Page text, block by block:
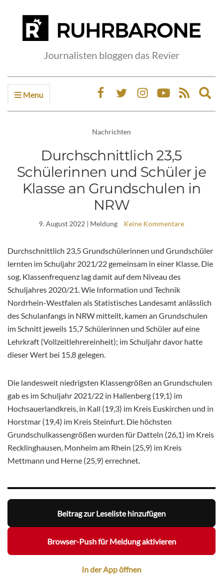
Journalisten bloggen das Revier
Menu
Nachrichten
Durchschnittlich 23,5
Schülerinnen und Schüler je
Klasse an Grundschulen in
NRW
9. August 2022 | Meldung Keine Kommentare
Durchschnittlich 23,5 Grundschülerinnen und Grundschüler
lernten im Schuljahr 2021/22 gemeinsam in einer Klasse. Die
sog. Klassenfrequenz lag damit auf dem Niveau des
Schuljahres 2020/21. Wie Information und Technik
Nordrhein-Westfalen als Statistisches Landesamt anlässlich
des Schulanfangs in NRW mitteilt, kamen an Grundschulen
im Schnitt jeweils 15,7 Schülerinnen und Schüler auf eine
Lehrkraft (Vollzeitlehrereinheit); im Schuljahr davor hatte
dieser Wert bei 15,8 gelegen.
Die landesweit niedrigsten Klassengrößen an Grundschulen
gab es im Schuljahr 2021/22 in Hallenberg (19,1) im
Hochsauerlandkreis, in Kall (19,3) im Kreis Euskirchen und in
Horstmar (19,4) im Kreis Steinfurt. Die höchsten
Grundschulkassengrößen wurden für Datteln (26,1) im Kreis
Recklinghausen, Monheim am Rhein (25,9) im Kreis
Mettmann und Herne (25,9) errechnet.
Beitrag zur Leseliste hinzufügen
Browser-Push für Meldung aktivieren
In der App öffnen